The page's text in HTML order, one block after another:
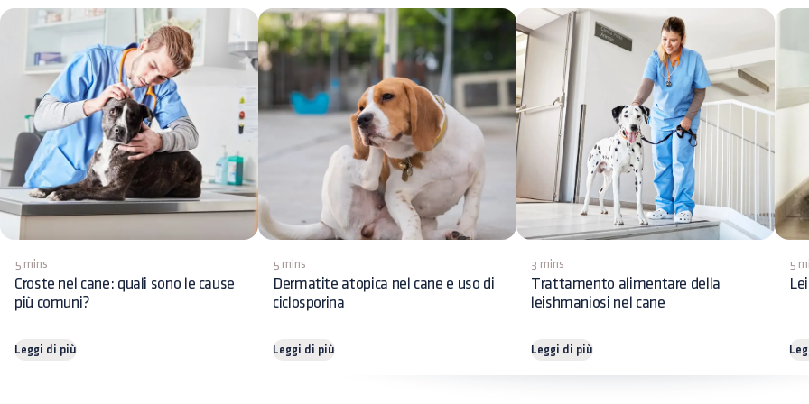
5 mins
Croste nel cane: quali sono le cause
più comuni?
Leggi di più
5 mins
Dermatite atopica nel cane e uso di
ciclosporina
Leggi di più
3 mins
Trattamento alimentare della
leishmaniosi nel cane
Leggi di più
5